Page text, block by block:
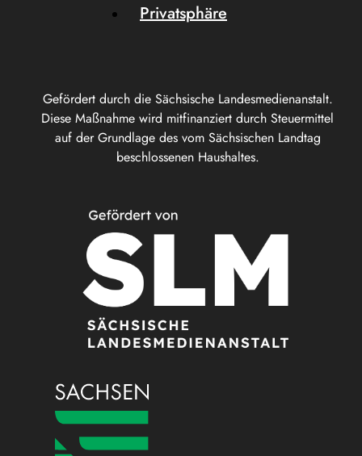
Gefördert durch die Sächsische Landesmedienanstalt.
Diese Maßnahme wird mitfinanziert durch Steuermittel
auf der Grundlage des vom Sächsischen Landtag
beschlossenen Haushaltes.
Privatsphäre